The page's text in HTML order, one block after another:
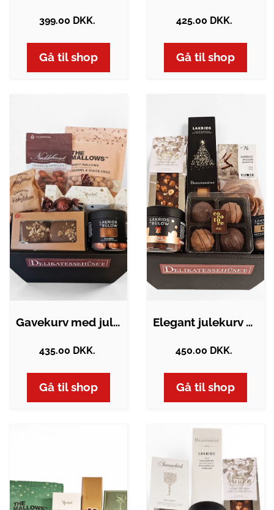
399.00 DKK.
Gå til shop
425.00 DKK.
Gå til shop
Gavekurv med juleslik
435.00 DKK.
Gå til shop
Elegant julekurv med danske luksus…
450.00 DKK.
Gå til shop